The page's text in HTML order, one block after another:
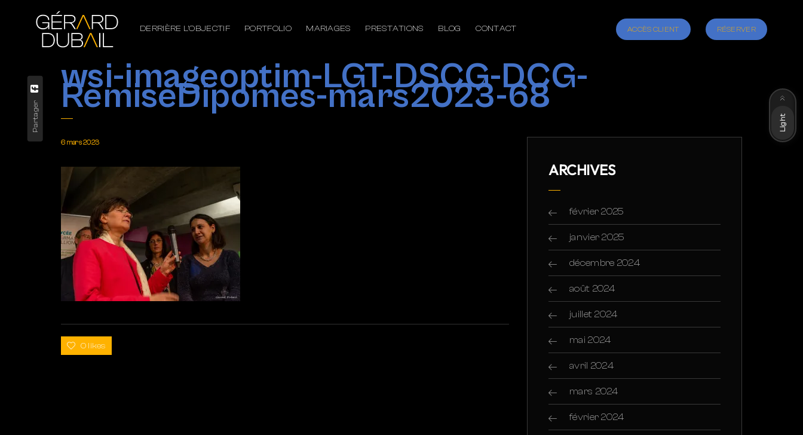
DERRIÈRE L’OBJECTIF PORTFOLIO MARIAGES PRESTATIONS BLOG CONTACT ACCÈS CLIENT RÉSERVER
wsi-imageoptim-LGT-DSCG-DCG-
RemiseDipomes-mars2023-68
Partager
6 mars 2023
0 likes
ARCHIVES
février 2025
janvier 2025
décembre 2024
août 2024
juillet 2024
mai 2024
avril 2024
mars 2024
février 2024
Light
Dark